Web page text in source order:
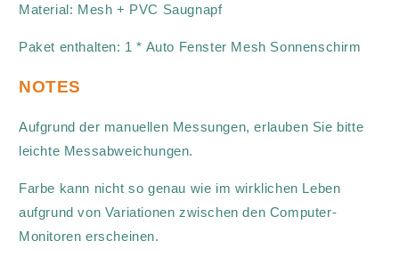
Material: Mesh + PVC Saugnapf
Paket enthalten: 1 * Auto Fenster Mesh Sonnenschirm
NOTES
Aufgrund der manuellen Messungen, erlauben Sie bitte
leichte Messabweichungen.
Farbe kann nicht so genau wie im wirklichen Leben
aufgrund von Variationen zwischen den Computer-
Monitoren erscheinen.